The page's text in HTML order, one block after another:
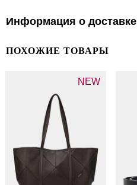
Информация о доставке
ПОХОЖИЕ ТОВАРЫ
NEW